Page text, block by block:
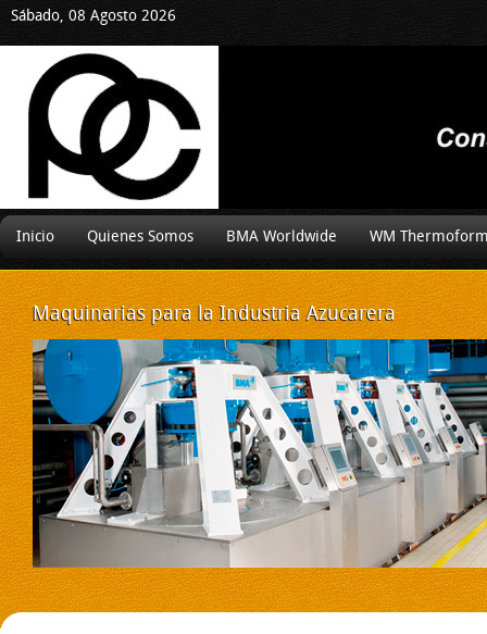
Sábado, 08 Agosto 2026
Inicio Quienes Somos BMA Worldwide WM
Maquinariaspara la Industria Azucarera